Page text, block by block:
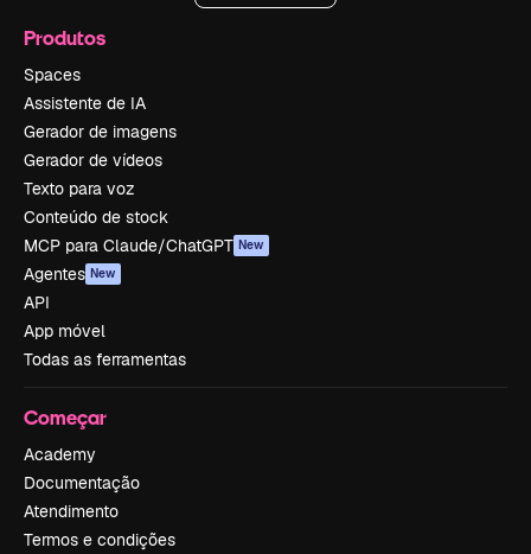
Produtos
Spaces
Assistente de IA
Gerador de imagens
Gerador de vídeos
Texto para voz
Conteúdo de stock
MCP para Claude/ChatGPT New
Agentes New
API
App móvel
Todas as ferramentas
Começar
Academy
Documentação
Atendimento
Termos e condições